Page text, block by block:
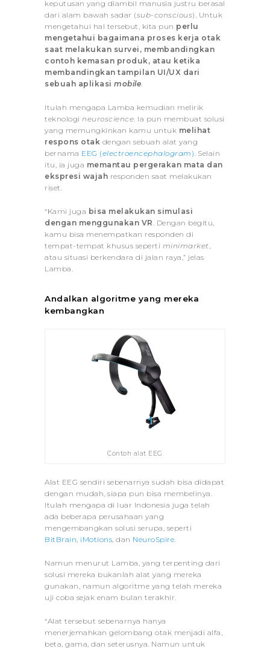
keputusan yang diambil manusia justru berasal
dari alam bawah sadar ( sub-conscious). Untuk
mengetahui hal tersebut, kita pun perlu
mengetahui bagaimana proses kerja otak
saat melakukan survei, membandingkan
contoh kemasan produk, atau ketika
membandingkan tampilan UI/UX dari
sebuah aplikasi mobile
Itulah mengapa Lamba kemudian melirik
teknologi neuroscience . Ia pun membuat solusi
yang memungkinkan kamu untuk melihat
respons otak dengan sebuah alat yang
bernama EEG (electroencephalogram ) . Selain
itu, ia juga memantau pergerakan mata dan
ekspresi wajah responden saat melakukan
riset.
“Kami juga bisa melakukan simulasi
dengan menggunakan VR . Dengan begitu,
kamu bisa menempatkan responden di
tempat-tempat khusus seperti minimarket
atau situasi berkendara di jalan raya,” jelas
Lamba.
Andalkan algoritme yang mereka
kembangkan
Contoh alat EEG
Alat EEG sendiri sebenarnya sudah bisa didapat
dengan mudah, siapa pun bisa membelinya.
Itulah mengapa di luar Indonesia juga telah
ada beberapa perusahaan yang
mengembangkan solusi serupa, seperti
BitBrain iMotions , dan NeuroSpire
Namun menurut Lamba, yang terpenting dari
solusi mereka bukanlah alat yang mereka
gunakan, namun algoritme yang telah mereka
uji coba sejak enam bulan terakhir.
“Alat tersebut sebenarnya hanya
menerjemahkan gelombang otak menjadi alfa,
beta, gama, dan seterusnya. Namun untuk